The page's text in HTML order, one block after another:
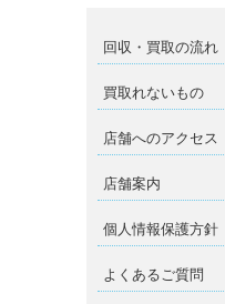
回収・買取の流れ
買取れないもの
店舗へのアクセス
店舗案内
個人情報保護方針
よくあるご質問